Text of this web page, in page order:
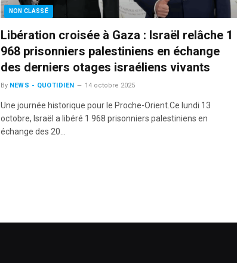
NON CLASSÉ
Libération croisée à Gaza : Israël relâche 1
968 prisonniers palestiniens en échange
des derniers otages israéliens vivants
By NEWS - QUOTIDIEN 14 octobre 2025
Une journée historique pour le Proche-Orient.Ce lundi 13
octobre, Israël a libéré 1 968 prisonniers palestiniens en
échange des 20…